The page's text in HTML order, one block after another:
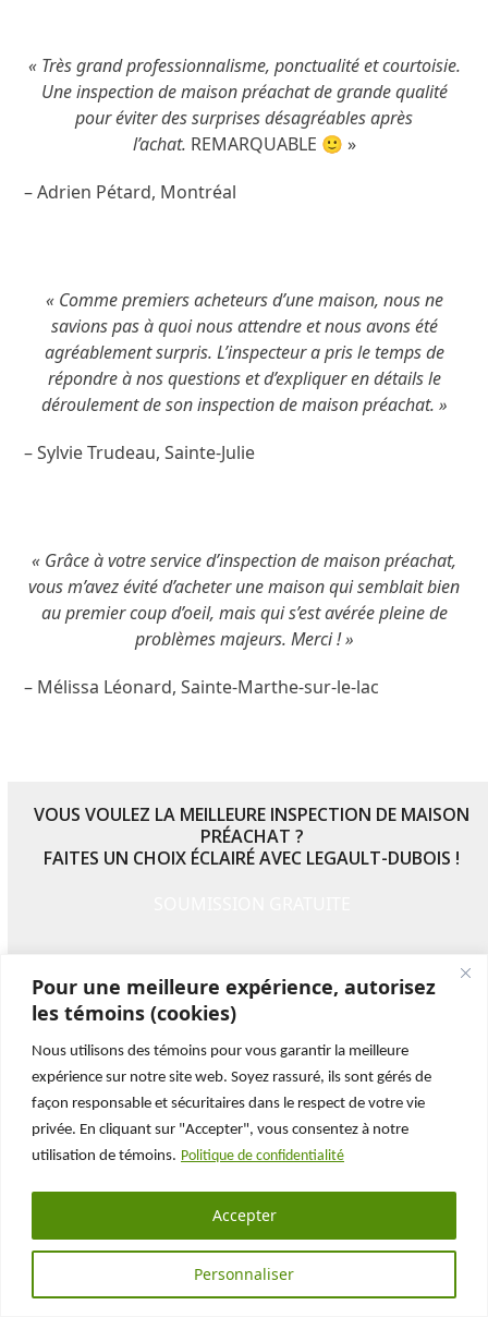
Pour une meilleure expérience, autorisez
les témoins (cookies)
Nous utilisons des témoins pour vous garantir la meilleure
expérience sur notre site web. Soyez rassuré, ils sont gérés de
façon responsable et sécuritaires dans le respect de votre vie
privée. En cliquant sur "Accepter", vous consentez à notre
utilisation de témoins. Politique de confidentialité
Personnaliser
Accepter
« Très grand professionnalisme, ponctualité et courtoisie.
Une inspection de maison préachat de grande qualité
pour éviter des surprises désagréables après
l’achat. REMARQUABLE 🙂 »
– Adrien Pétard, Montréal
« Comme premiers acheteurs d’une maison, nous ne
savions pas à quoi nous attendre et nous avons été
agréablement surpris. L’inspecteur a pris le temps de
répondre à nos questions et d’expliquer en détails le
déroulement de son inspection de maison préachat. »
– Sylvie Trudeau, Sainte-Julie
« Grâce à votre service d’inspection de maison préachat,
vous m’avez évité d’acheter une maison qui semblait bien
au premier coup d’oeil, mais qui s’est avérée pleine de
problèmes majeurs. Merci ! »
– Mélissa Léonard, Sainte-Marthe-sur-le-lac
VOUS VOULEZ LA MEILLEURE INSPECTION DE MAISON
PRÉACHAT ?
FAITES UN CHOIX ÉCLAIRÉ AVEC LEGAULT-DUBOIS !
NOS PARTENAIRES ET CLIENTS :
UN GAGE DE CONFIANCE